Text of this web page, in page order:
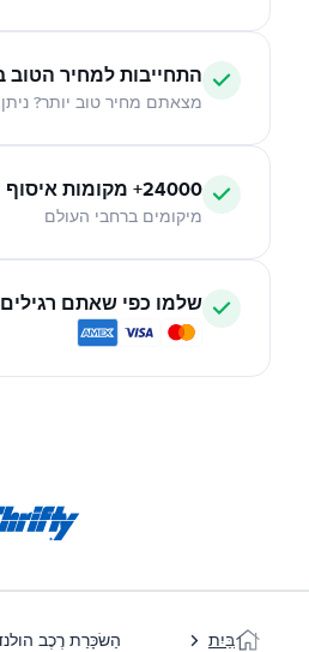
התחייבות למחיר הטוב
מצאתם מחיר טוב יותר?
24000+ מקומות איסוף
מיקומים ברחבי העולם
שלמו כפי שאתם רגילים
בַּיִת הַשׂכָּרַת רֶכֶב